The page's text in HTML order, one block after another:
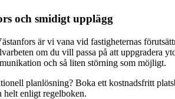
och smidigt upplägg
är vi vana vid fastigheternas
om du vill passa på att uppgradera
och så liten störning som möjligt.
planlösning? Boka ett kostnadsfritt
helt enligt regelboken.